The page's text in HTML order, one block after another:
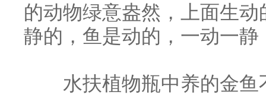
的动物绿意盎然，上面生
静的，鱼是动的，一动一
水扶植物瓶中养的金鱼